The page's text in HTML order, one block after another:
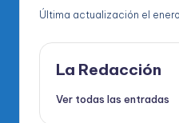
Última actualización el
La Redacción
Ver todas las entradas